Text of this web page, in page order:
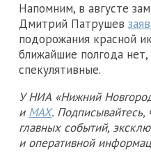
Напомним, в августе
Дмитрий Патрушев
подорожания красной
ближайшие полгода
спекулятивные.
У НИА «Нижний
и MAX. Подписывайтесь,
главных событий,
и оперативной